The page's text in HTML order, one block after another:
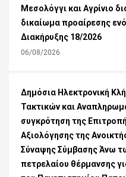
Μεσολόγγι και Αγρίνιο
δικαίωμα προαίρεσης
Διακήρυξης 18/2026
06/08/2026
Δημόσια Ηλεκτρονική
Τακτικών και
συγκρότηση της
Αξιολόγησης της
Σύναψης Σύμβασης Άνω
πετρελαίου θέρμανσης